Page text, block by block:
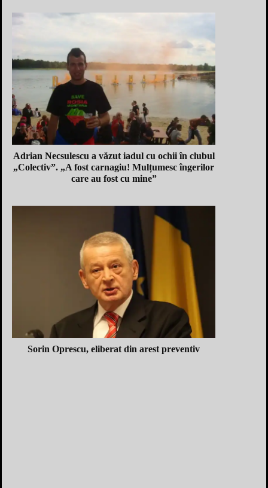
Adrian Necsulescu a văzut iadul cu ochii în clubul
„Colectiv”. „A fost carnagiu! Mulțumesc îngerilor
care au fost cu mine”
Sorin Oprescu, eliberat din arest preventiv